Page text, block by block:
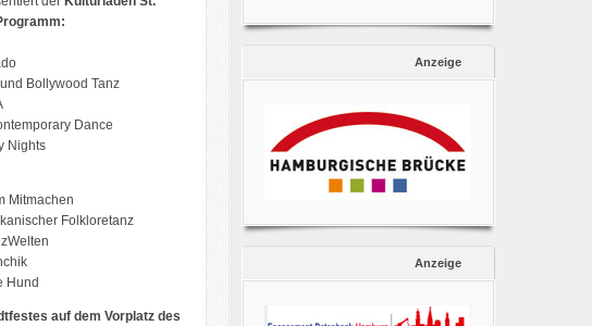
Bollywood Tanz
Dance
Nights
Mitmachen
Folkloretanz
Hund
auf dem Vorplatz des
Anzeige
Anzeige